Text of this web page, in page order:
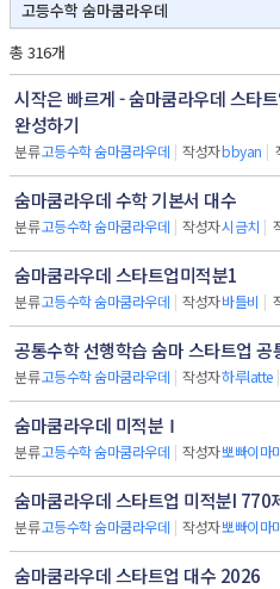
총 316개
시작은 빠르게 - 숨마쿰라우데 스타
완성하기
분류고등수학 숨마쿰라우데 | 작성자bbyan |
숨마쿰라우데 수학 기본서 대수
분류고등수학 숨마쿰라우데 | 작성자시금치 |
숨마쿰라우데 스타트업미적분1
분류고등수학 숨마쿰라우데 | 작성자바틀비 |
공통수학 선행학습 숨마 스타트업 공
분류고등수학 숨마쿰라우데 | 작성자하루latte |
숨마쿰라우데 미적분Ⅰ
분류고등수학 숨마쿰라우데 | 작성자뽀빠이마
숨마쿰라우데 스타트업 미적분I 770
분류고등수학 숨마쿰라우데 | 작성자뽀빠이마
숨마쿰라우데 스타트업 대수 2026